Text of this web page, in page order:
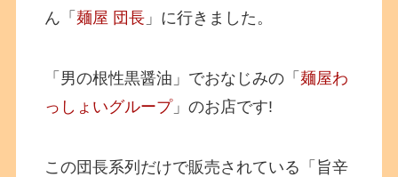
ん「麺屋 団長 」に行きました。
「男の根性黒醤油」でおなじみの「麺屋わ
っしょいグループ」のお店です!
この団長系列だけで販売されている「旨辛